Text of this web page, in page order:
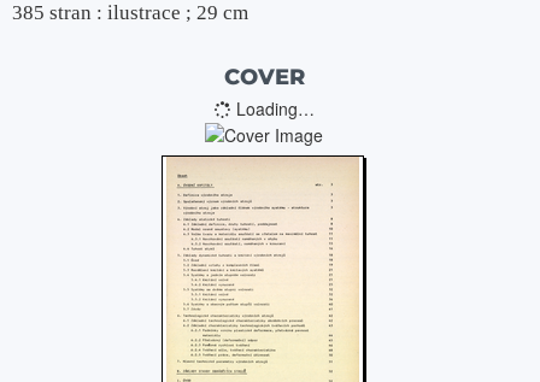
385 stran : ilustrace ; 29 cm
COVER
Loading…